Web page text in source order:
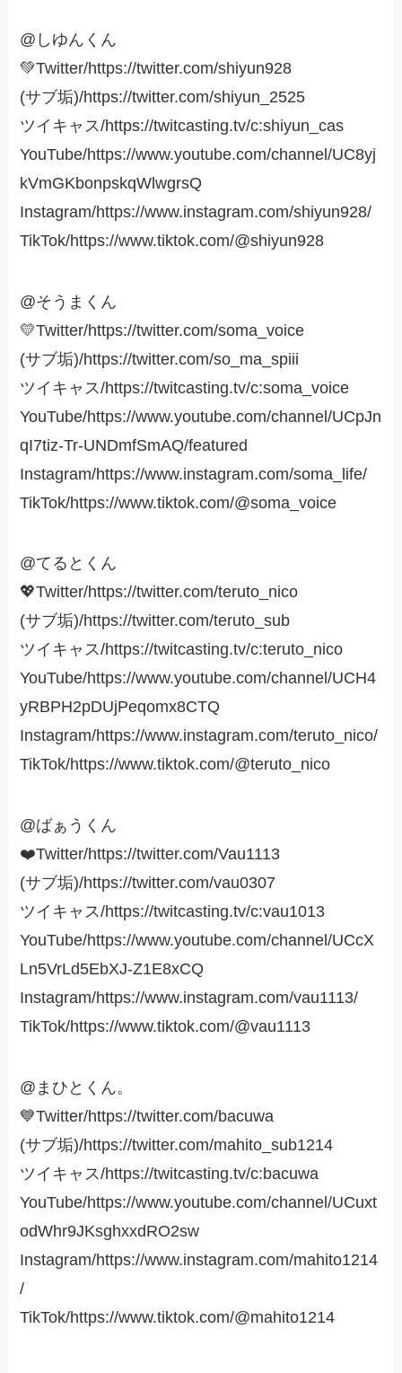
@しゆんくん
💚Twitter/https://twitter.com/shiyun928
(サブ垢)/https://twitter.com/shiyun_2525
ツイキャス/https://twitcasting.tv/c:shiyun_cas
YouTube/https://www.youtube.com/channel/UC8yj
kVmGKbonpskqWlwgrsQ
Instagram/https://www.instagram.com/shiyun928/
TikTok/https://www.tiktok.com/@shiyun928
@そうまくん
💛Twitter/https://twitter.com/soma_voice
(サブ垢)/https://twitter.com/so_ma_spiii
ツイキャス/https://twitcasting.tv/c:soma_voice
YouTube/https://www.youtube.com/channel/UCpJn
qI7tiz-Tr-UNDmfSmAQ/featured
Instagram/https://www.instagram.com/soma_life/
TikTok/https://www.tiktok.com/@soma_voice
@てるとくん
💖Twitter/https://twitter.com/teruto_nico
(サブ垢)/https://twitter.com/teruto_sub
ツイキャス/https://twitcasting.tv/c:teruto_nico
YouTube/https://www.youtube.com/channel/UCH4
yRBPH2pDUjPeqomx8CTQ
Instagram/https://www.instagram.com/teruto_nico/
TikTok/https://www.tiktok.com/@teruto_nico
@ばぁうくん
❤️Twitter/https://twitter.com/Vau1113
(サブ垢)/https://twitter.com/vau0307
ツイキャス/https://twitcasting.tv/c:vau1013
YouTube/https://www.youtube.com/channel/UCcX
Ln5VrLd5EbXJ-Z1E8xCQ
Instagram/https://www.instagram.com/vau1113/
TikTok/https://www.tiktok.com/@vau1113
@まひとくん。
💙Twitter/https://twitter.com/bacuwa
(サブ垢)/https://twitter.com/mahito_sub1214
ツイキャス/https://twitcasting.tv/c:bacuwa
YouTube/https://www.youtube.com/channel/UCuxt
odWhr9JKsghxxdRO2sw
Instagram/https://www.instagram.com/mahito1214
/
TikTok/https://www.tiktok.com/@mahito1214